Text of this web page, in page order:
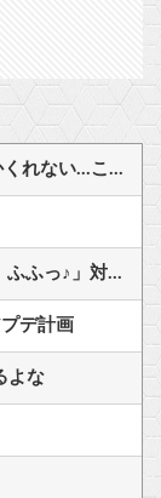
サザエさん世界の夫「妻が昼食代500円しかくれない…この弁当屋、500円で売っている！その上店員さんも美人だ！毎日行こう！」
「フリルもリボンもたくさんがいいのよね、ふふっ♪」対魔忍RPG・新イベント『バニーとヨミハラクライシス』
デ計画
よな